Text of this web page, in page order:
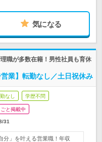
気になる
職が多数在籍！男性社員も育休
業】転勤なし／土日祝休み
なし 学歴不問
と掲載中
31
分」を叶える営業職！年収